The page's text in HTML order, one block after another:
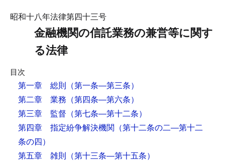
昭和十八年法律第四十三号
金融機関の信託業務の兼営等に関す
る法律
目次
第一章 総則 （第一条―第三条）
第二章 業務 （第四条―第六条）
第三章 監督 （第七条―第十二条）
第四章 指定紛争解決機関 （第十二条の二―第十二
条の四）
第五章 雑則 （第十三条―第十五条）